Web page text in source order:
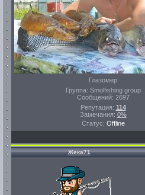
Глазомер
Группа: Smolfishing group
Сообщений: 2697
Репутация: 114
Замечания: 0%
Статус: Offline
Жека71